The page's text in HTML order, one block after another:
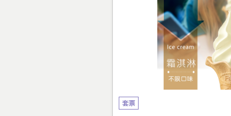
套票